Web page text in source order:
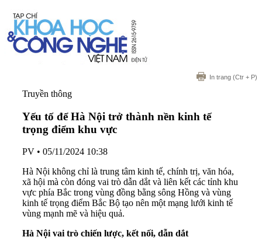
In trang (Ctr + P)
Truyền thông
Yếu tố để Hà Nội trở thành nền kinh tế
trọng điểm khu vực
PV • 05/11/2024 10:38
Hà Nội không chỉ là trung tâm kinh tế, chính trị, văn hóa,
xã hội mà còn đóng vai trò dẫn dắt và liên kết các tỉnh khu
vực phía Bắc trong vùng đồng bằng sông Hồng và vùng
kinh tế trọng điểm Bắc Bộ tạo nên một mạng lưới kinh tế
vùng mạnh mẽ và hiệu quả.
Hà Nội vai trò chiến lược, kết nối, dẫn dắt